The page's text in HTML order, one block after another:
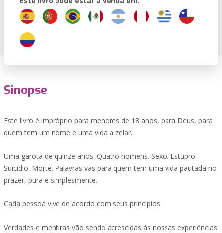
Sinopse
Este livro é impróprio para menores de 18 anos, para Deus, para
quem tem um nome e uma vida a zelar.
Uma garota de quinze anos. Quatro homens. Sexo. Estupro.
Suicídio. Morte. Palavras vãs para quem tem uma vida pautada no
prazer, pura e simplesmente.
Cada pessoa vive de acordo com seus princípios.
Verdades e mentiras vão sendo acrescidas às nossas experiências